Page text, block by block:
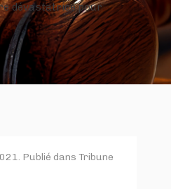
dévastatrice pour
. Publié dans Tribune